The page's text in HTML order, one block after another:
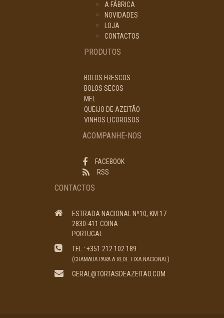
A FÁBRICA
NOVIDADES
LOJA
CONTACTOS
PRODUTOS
BOLOS FRESCOS
BOLOS SECOS
MEL
QUEIJO DE AZEITÃO
VINHOS LICOROSOS
ACOMPANHE-NOS
FACEBOOK
RSS
CONTACTOS
ESTRADA NACIONAL Nº10, KM 17
2830-411 COINA
PORTUGAL
TEL.: +351 212 102 189
(CHAMADA PARA A REDE FIXA NACIONAL)
GERAL@TORTASDEAZEITAO.COM